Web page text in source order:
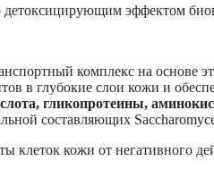
эффектом
комплекс на основе
в глубокие слои кожи и
гликопротеины,
составляющих
клеток кожи от негативного